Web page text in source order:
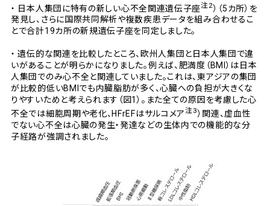
・ 日本人集団に特有の新しい心不全関連遺伝子座注2）（5カ所）を
発見し、さらに国際共同解析や複数疾患データを組み合わせるこ
とで合計19カ所の新規遺伝子座を同定しました。
・ 遺伝的な関連を比較したところ、欧州人集団と日本人集団で違
いがあることが明らかになりました。例えば、肥満度（BMI）は日本
人集団でのみ心不全と関連していました。これは、東アジアの集団
が比較的低いBMIでも内臓脂肪が多く、心臓への負担が大きくな
りやすいためと考えられます（図1）。また全ての原因を考慮した心
不全では細胞周期や老化、HFrEFはサルコメア注3）関連、虚血性
でない心不全は心臓の発生・発達などの生体内での機能的な分
子経路が強調されました。